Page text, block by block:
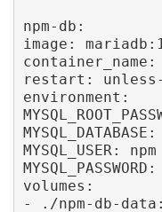
npm-db:
image:
container_name:
restart: unless-
environment:
MYSQL_USER: npm
volumes:
- ./npm-db-